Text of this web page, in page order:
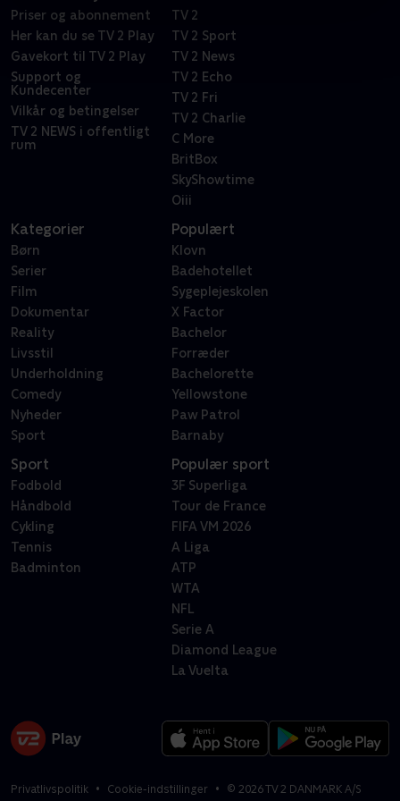
Priser og abonnement
Her kan du se TV 2 Play
Gavekort til TV 2 Play
Support og
Kundecenter
Vilkår og betingelser
TV 2 NEWS i offentligt
rum
TV 2
TV 2 Sport
TV 2 News
TV 2 Echo
TV 2 Fri
TV 2 Charlie
C More
BritBox
SkyShowtime
Oiii
Kategorier
Børn
Serier
Film
Dokumentar
Reality
Livsstil
Underholdning
Comedy
Nyheder
Sport
Populært
Klovn
Badehotellet
Sygeplejeskolen
X Factor
Bachelor
Forræder
Bachelorette
Yellowstone
Paw Patrol
Barnaby
Sport
Fodbold
Håndbold
Cykling
Tennis
Badminton
Populær sport
3F Superliga
Tour de France
FIFA VM 2026
A Liga
ATP
WTA
NFL
Serie A
Diamond League
La Vuelta
Privatlivspolitik Cookie-indstillinger © 2026TV 2 DANMARK A/S